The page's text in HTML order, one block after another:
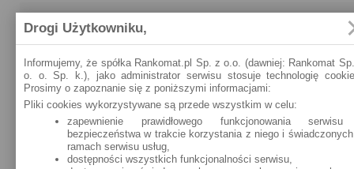
Szybka pożyczka
kredytowania 2 tyg. -
6 tyg.
zobacz wszystkie produkty netGotówka »
Drogi Użytkowniku,
Informujemy, że spółka Rankomat.pl Sp. z o.o. (dawniej: Rankomat
o. o. Sp. k.), jako administrator serwisu stosuje technologię
Prosimy o zapoznanie się z poniższymi informacjami:
Pliki cookies wykorzystywane są przede wszystkim w celu:
zapewnienie prawidłowego funkcjonowania
bezpieczeństwa w trakcie korzystania z niego i
ramach serwisu usług,
dostępności wszystkich funkcjonalności serwisu,